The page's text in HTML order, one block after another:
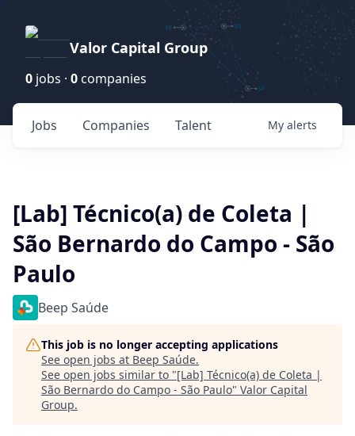
Valor Capital Group
0 jobs · 0 companies
Jobs Companies Talent My alerts
[Lab] Técnico(a) de Coleta |
São Bernardo do Campo - São
Paulo
Beep Saúde
This job is no longer accepting applications
See open jobs at Beep Saúde.
See open jobs similar to "[Lab] Técnico(a) de Coleta |
São Bernardo do Campo - São Paulo" Valor Capital
Group.